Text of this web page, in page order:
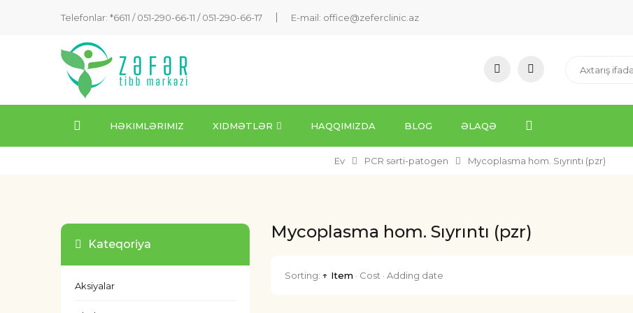
Telefonlar: *6611 /051-290-66-11 /051-290-66-17 E-mail: office@zeferclinic.az
HƏKIMLƏRIMIZ XIDMƏTLƏR HAQQIMIZDA BLOG ƏLAQƏ
Ev PCR sərti-patogen Mycoplasma hom. Sıyrıntı (pzr)
Mycoplasma hom. Sıyrıntı (pzr)
Sorting:↑ Item · Cost ·Adding date
Kateqoriya
Aksiyalar